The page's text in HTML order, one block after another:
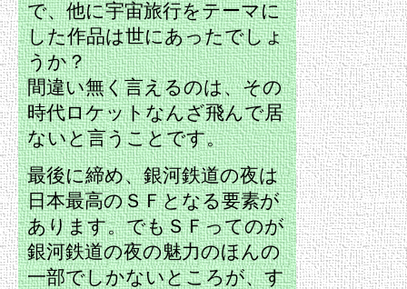
で、他に宇宙旅行をテーマに
した作品は世にあったでしょ
うか？
間違い無く言えるのは、その
時代ロケットなんざ飛んで居
ないと言うことです。
最後に締め、銀河鉄道の夜は
日本最高のＳＦとなる要素が
あります。でもＳＦってのが
銀河鉄道の夜の魅力のほんの
一部でしかないところが、す